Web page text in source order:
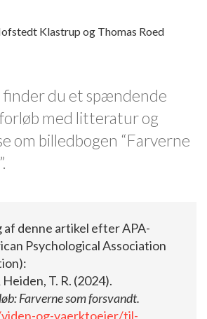
Klastrup og Thomas Roed
finder du et spændende
med litteratur og
om billedbogen “Farverne
denne artikel efter APA-
Psychological Association
T. R. (2024).
Farverne som forsvandt.
og-vaerktoejer/til-